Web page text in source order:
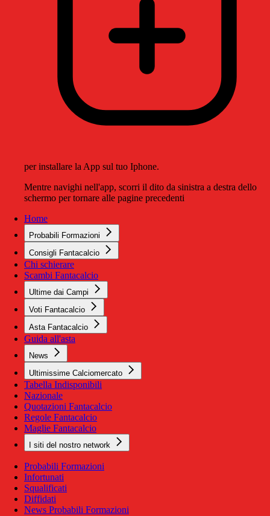
per installare la App sul tuo Iphone.
Mentre navighi nell'app, scorri il dito da sinistra a destra dello
schermo per tornare alle pagine precedenti
Home
Probabili Formazioni
Consigli Fantacalcio
Chi schierare
Scambi Fantacalcio
Ultime dai Campi
Voti Fantacalcio
Asta Fantacalcio
Guida all'asta
News
Ultimissime Calciomercato
Tabella Indisponibili
Nazionale
Quotazioni Fantacalcio
Regole Fantacalcio
Maglie Fantacalcio
I siti del nostro network
Probabili Formazioni
Infortunati
Squalificati
Diffidati
News Probabili Formazioni